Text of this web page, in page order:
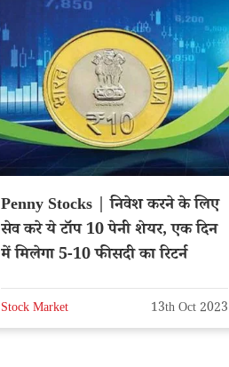
Penny Stocks | निवेश करने के लिए
सेव करे ये टॉप 10 पेनी शेयर, एक दिन
में मिलेगा 5-10 फीसदी का रिटर्न
Stock Market 13th Oct 2023